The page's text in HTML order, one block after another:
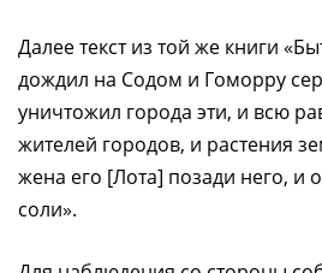
Далее текст из той же книги
дождил на Содом и Гоморру
уничтожил города эти, и всю
жителей городов, и растения
жена его [Лота] позади него, и
соли».